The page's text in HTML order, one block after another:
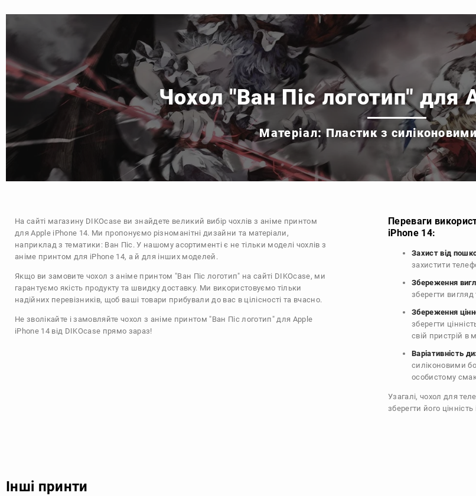
Чохол "Ван Піс логотип" для
Матеріал: Пластик з
На сайті магазину DIKOcase ви знайдете великий вибір чохлів з аніме принтом
для Apple iPhone 14. Ми пропонуємо різноманітні дизайни та матеріали,
наприклад з тематики: Ван Піс . У нашому асортименті є не тільки моделі чохлів з
аніме принтом для iPhone 14, а й для інших моделей.
Якщо ви замовите чохол з аніме принтом "Ван Піс логотип" на сайті DIKOcase, ми
гарантуємо якість продукту та швидку доставку. Ми використовуємо тільки
надійних перевізників, щоб ваші товари прибували до вас в цілісності та вчасно.
Не зволікайте і замовляйте чохол з аніме принтом "Ван Піс логотип" для Apple
iPhone 14 від DIKOcase прямо зараз!
Переваги
iPhone 14:
Захист від
захистити
Збереження
зберегти
Збереження
зберегти
свій пристрій в
Варіативність
силіконовими
особистому
Узагалі, чохол для
зберегти його
Інші принти